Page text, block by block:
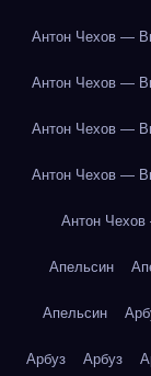
Антон Чехов —
Антон Чехов —
Антон Чехов —
Антон Чехов —
Антон
Апельсин
Апельсин
Арбуз Арбуз